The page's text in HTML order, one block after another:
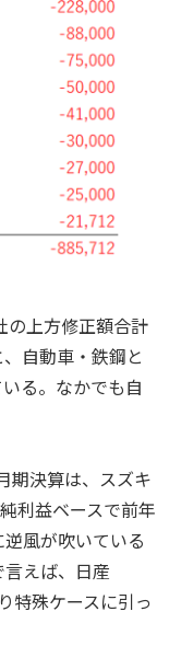
の上方修正額合計
自動車・鉄鋼と
る。なかでも自
期決算は、スズキ
利益ベースで前年
風が吹いている
えば、日産
特殊ケースに引っ